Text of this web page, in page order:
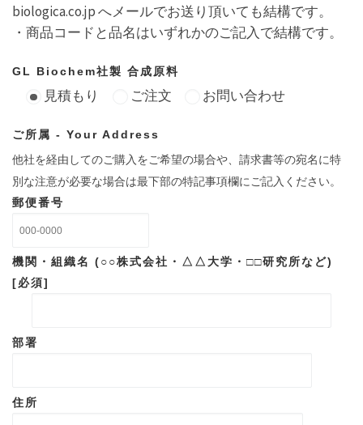
biologica.co.jp へメールでお送り頂いても結構です。
・商品コードと品名はいずれかのご記入で結構です。
GL Biochem社製 合成原料
見積もり ご注文 お問い合わせ
ご所属 - Your Address
他社を経由してのご購入をご希望の場合や、請求書等の宛名に特
別な注意が必要な場合は最下部の特記事項欄にご記入ください。
郵便番号
機関・組織名 (○○株式会社・△△大学・□□研究所など)
[必須]
部署
住所